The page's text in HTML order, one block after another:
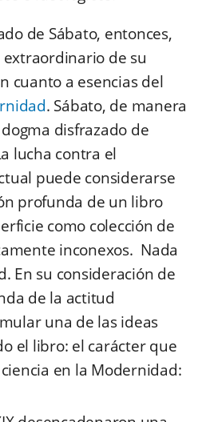
de Sábato, entonces,
de su
cuanto a esencias del
. Sábato, de manera
disfrazado de
lucha contra el
puede considerarse
profunda de un libro
como colección de
inconexos. Nada
En su consideración de
de la actitud
una de las ideas
el libro: el carácter que
en la Modernidad: